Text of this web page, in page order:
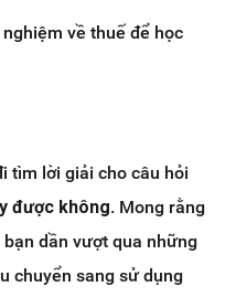
về thuế để học
tìm lời giải cho câu hỏi
được không. Mong rằng
dần vượt qua những
chuyển sang sử dụng